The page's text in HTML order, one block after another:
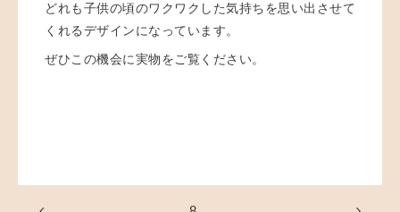
どれも子供の頃のワクワクした気持ちを思い出させて
くれるデザインになっています。
ぜひこの機会に実物をご覧ください。